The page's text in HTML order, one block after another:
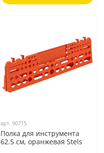
арт.90715
Полка для инструмента
62.5 см, оранжевая Stels